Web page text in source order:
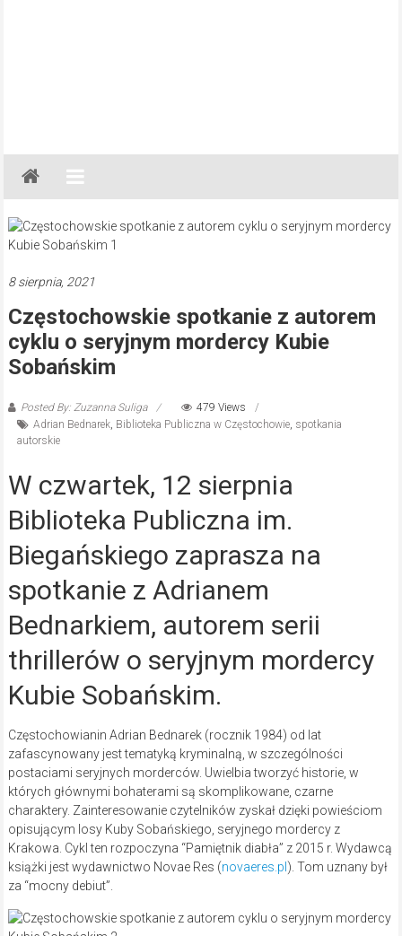
Gazeta
Regionalna
Częstochowa,
Kłobuck,
Myszków
8 sierpnia, 2021
Częstochowskie spotkanie z autorem
cyklu o seryjnym mordercy Kubie
Sobańskim
Posted By: Zuzanna Suliga
479 Views
Adrian Bednarek, Biblioteka Publiczna w Częstochowie, spotkania
autorskie
W czwartek, 12 sierpnia
Biblioteka Publiczna im.
Biegańskiego zaprasza na
spotkanie z Adrianem
Bednarkiem, autorem serii
thrillerów o seryjnym mordercy
Kubie Sobańskim.
Częstochowianin Adrian Bednarek (rocznik 1984) od lat
zafascynowany jest tematyką kryminalną, w szczególności
postaciami seryjnych morderców. Uwielbia tworzyć historie, w
których głównymi bohaterami są skomplikowane, czarne
charaktery. Zainteresowanie czytelników zyskał dzięki powieściom
opisującym losy Kuby Sobańskiego, seryjnego mordercy z
Krakowa. Cykl ten rozpoczyna “Pamiętnik diabła” z 2015 r. Wydawcą
książki jest wydawnictwo Novae Res (novaeres.pl ). Tom uznany był
za “mocny debiut”.